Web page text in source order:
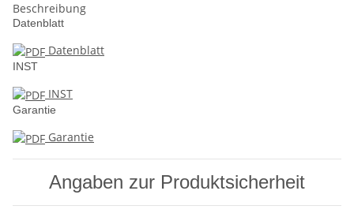
Beschreibung
Datenblatt
Datenblatt
INST
INST
Garantie
Garantie
Angaben zur Produktsicherheit